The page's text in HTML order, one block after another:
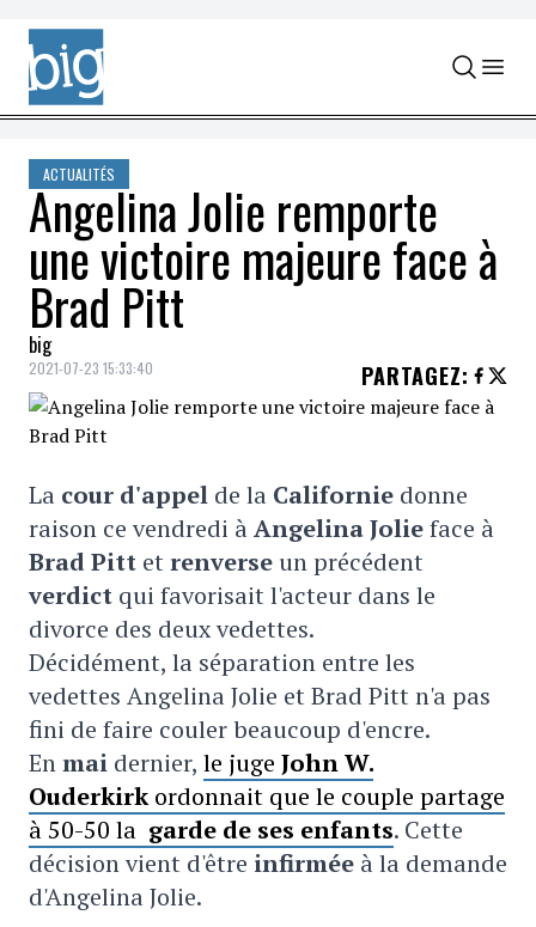
Skip to content
ACTUALITÉS
Angelina Jolie remporte
une victoire majeure face à
Brad Pitt
big
2021-07-23 15:33:40 PARTAGEZ:
La cour d'appel de la Californie donne
raison ce vendredi àAngelina Jolieface à
Brad Pitt et renverse un précédent
verdict qui favorisait l'acteur dans le
divorce des deux vedettes.
Décidément, la séparation entre les
vedettes Angelina Jolie et Brad Pitt n'a pas
fini de faire couler beaucoup d'encre.
Enmai dernier, le juge John W.
Ouderkirkordonnait que le couple partage
à 50-50 la garde de ses enfants. Cette
décision vient d'être infirmée à la demande
d'Angelina Jolie.